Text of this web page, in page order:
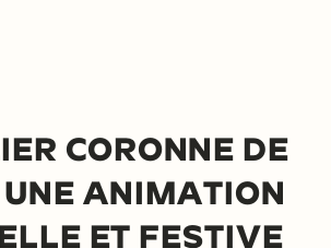
à animer votre
ou votre entreprise
CORONNE DE
UNE ANIMATION
ET FESTIVE